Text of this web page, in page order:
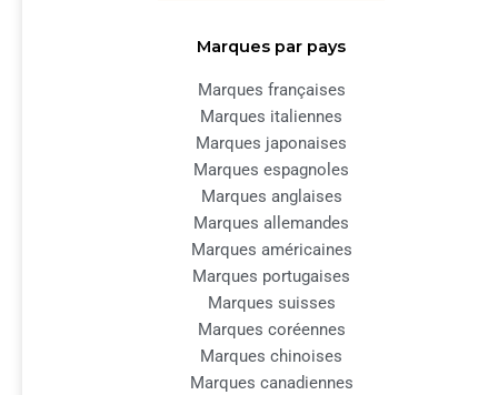
Marques par pays
Marques françaises
Marques italiennes
Marques japonaises
Marques espagnoles
Marques anglaises
Marques allemandes
Marques américaines
Marques portugaises
Marques suisses
Marques coréennes
Marques chinoises
Marques canadiennes